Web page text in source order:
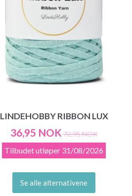
LINDEHOBBY RIBBON LUX
36,95 NOK 72,95 NOK
Tilbudet utløper 31/08/2026
Se alle alternativene